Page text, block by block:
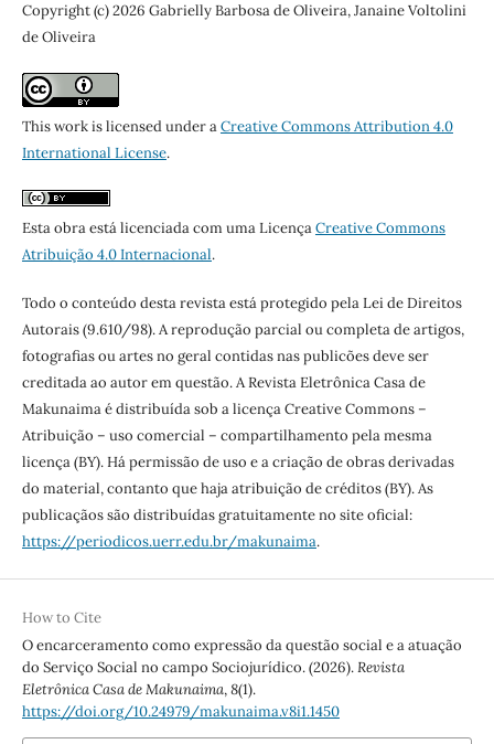
Copyright (c) 2026 Gabrielly Barbosa de Oliveira, Janaine Voltolini
de Oliveira
This work is licensed under aCreative Commons Attribution 4.0
International License.
Esta obra está licenciada com uma LicençaCreative Commons
Atribuição 4.0 Internacional.
Todo o conteúdo desta revista está protegido pela Lei de Direitos
Autorais (9.610/98). A reprodução parcial ou completa de artigos,
fotografias ou artes no geral contidas nas publicões deve ser
creditada ao autor em questão. A Revista Eletrônica Casa de
Makunaima é distribuída sob a licença Creative Commons –
Atribuição – uso comercial – compartilhamento pela mesma
licença (BY). Há permissão de uso e a criação de obras derivadas
do material, contanto que haja atribuição de créditos (BY). As
publicaçãos são distribuídas gratuitamente no site oficial:
https://periodicos.uerr.edu.br/makunaima.
How to Cite
O encarceramento como expressão da questão social e a atuação
do Serviço Social no campo Sociojurídico. (2026).Revista
Eletrônica Casa de Makunaima,8(1).
https://doi.org/10.24979/makunaima.v8i1.1450